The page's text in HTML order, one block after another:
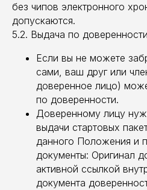
без чипов электронного
допускаются.
5.2. Выдача по
Если вы не можете
сами, ваш друг или
доверенное лицо)
по доверенности.
Доверенному лицу
выдачи стартовых
данного Положения и
документы: Оригинал
активной ссылкой
документа